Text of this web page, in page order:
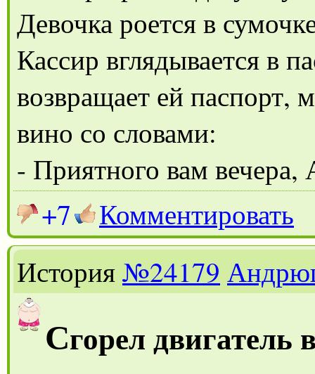
Девочка роется в
Кассир вглядывается в
возвращает ей паспорт,
вино со словами:
- Приятного вам
+7
Комментировать
История№24179
Сгорел двигатель